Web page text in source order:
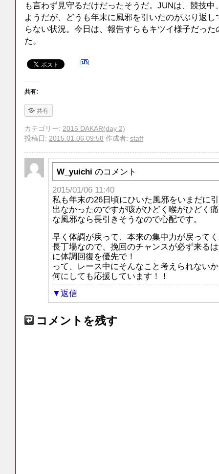
も言わず見守るだけだったそうだ。JUNは、競技
ようだが、どうも年末に風邪を引いたのがぶり返
らない状況。今日は、報告すらもキツイ様子だっ
た。
共有:
共有
カテゴリー: 2015 DAKAR(day 2)
投稿日: 2015.01.06 09:58 作成者: staff
W_yuichi のコメント
2015/01/06 11:40
私も年末の26日頃にひいた風邪をいまだに
出なかったのですが咳がひどく喉がひどく
な風邪なら長引きそうなので心配です。
早く体調が戻って、本来の集中力が戻って
長丁場なので、挽回のチャンスが必ず来る
に体調回復を優先で！
って、レース中にそんなこと考えられない
何にしても応援しています！！
返信
コメントを残す